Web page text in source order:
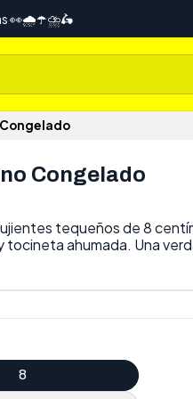
👀🌧️☂️⛈️🛵
Congelado
tequeños de 8
tocineta ahumada. Una
8